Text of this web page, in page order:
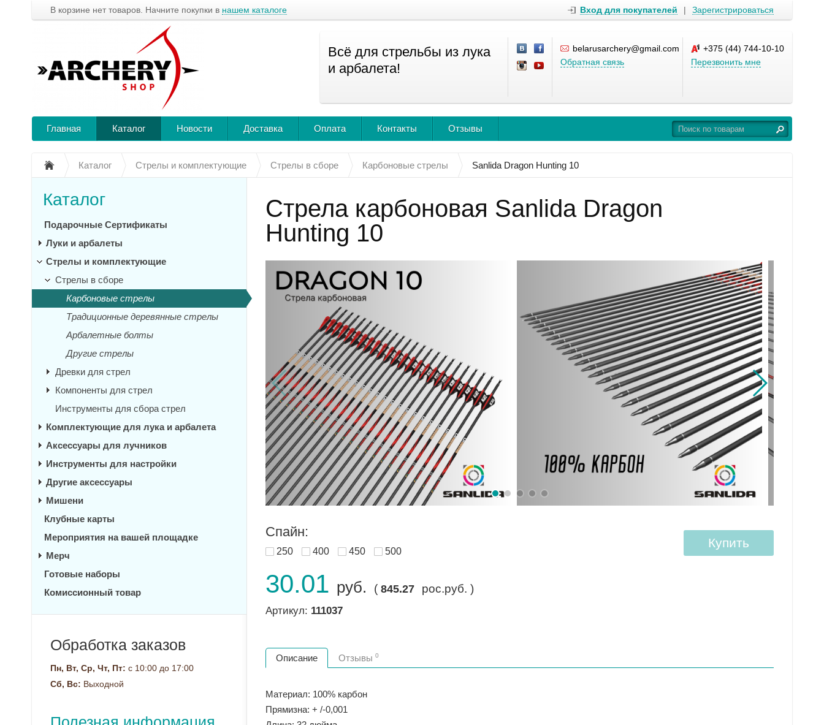
В корзине нет товаров. Начните покупки в нашем каталоге Вход для покупателей | Зарегистрироваться
Всё для стрельбы из лука
и арбалета!
belarusarchery@gmail.com
Обратная связь
+375 (44) 744-10-10
Перезвонить мне
Главная Каталог Новости Доставка Оплата Контакты Отзывы
Каталог Стрелы и комплектующие Стрелы в сборе Карбоновые стрелы Sanlida Dragon Hunting 10
Стрела карбоновая Sanlida Dragon
Hunting 10
Спайн:
250 400 450 500
30.01 руб. ( 845.27 рос.руб. )
Артикул: 111037
Купить
Описание Отзывы 0
Материал: 100% карбон
Прямизна: + /-0,001
Каталог
Подарочные Сертификаты
Луки и арбалеты
Стрелы и комплектующие
Стрелы в сборе
Карбоновые стрелы
Традиционные деревянные стрелы
Арбалетные болты
Другие стрелы
Древки для стрел
Компоненты для стрел
Инструменты для сбора стрел
Комплектующие для лука и арбалета
Аксессуары для лучников
Инструменты для настройки
Другие аксессуары
Мишени
Клубные карты
Мероприятия на вашей площадке
Мерч
Готовые наборы
Комиссионный товар
Обработка заказов
Пн, Вт, Ср, Чт, Пт: с 10:00 до 17:00
Сб, Вс: Выходной